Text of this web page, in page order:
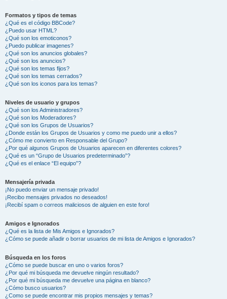
Formatos y tipos de temas
¿Qué es el código BBCode?
¿Puedo usar HTML?
¿Qué son los emoticonos?
¿Puedo publicar imagenes?
¿Qué son los anuncios globales?
¿Qué son los anuncios?
¿Qué son los temas fijos?
¿Qué son los temas cerrados?
¿Qué son los iconos para los temas?
Niveles de usuario y grupos
¿Qué son los Administradores?
¿Qué son los Moderadores?
¿Qué son los Grupos de Usuarios?
¿Donde están los Grupos de Usuarios y como me puedo unir a ellos?
¿Cómo me convierto en Responsable del Grupo?
¿Por qué algunos Grupos de Usuarios aparecen en diferentes colores?
¿Qué es un “Grupo de Usuarios predeterminado”?
¿Qué es el enlace “El equipo”?
Mensajería privada
¡No puedo enviar un mensaje privado!
¡Recibo mensajes privados no deseados!
¡Recibí spam o correos maliciosos de alguien en este foro!
Amigos e Ignorados
¿Qué es la lista de Mis Amigos e Ignorados?
¿Cómo se puede añadir o borrar usuarios de mi lista de Amigos e Ignorados?
Búsqueda en los foros
¿Cómo se puede buscar en uno o varios foros?
¿Por qué mi búsqueda me devuelve ningún resultado?
¿Por qué mi búsqueda me devuelve una página en blanco?
¿Cómo busco usuarios?
¿Como se puede encontrar mis propios mensajes y temas?